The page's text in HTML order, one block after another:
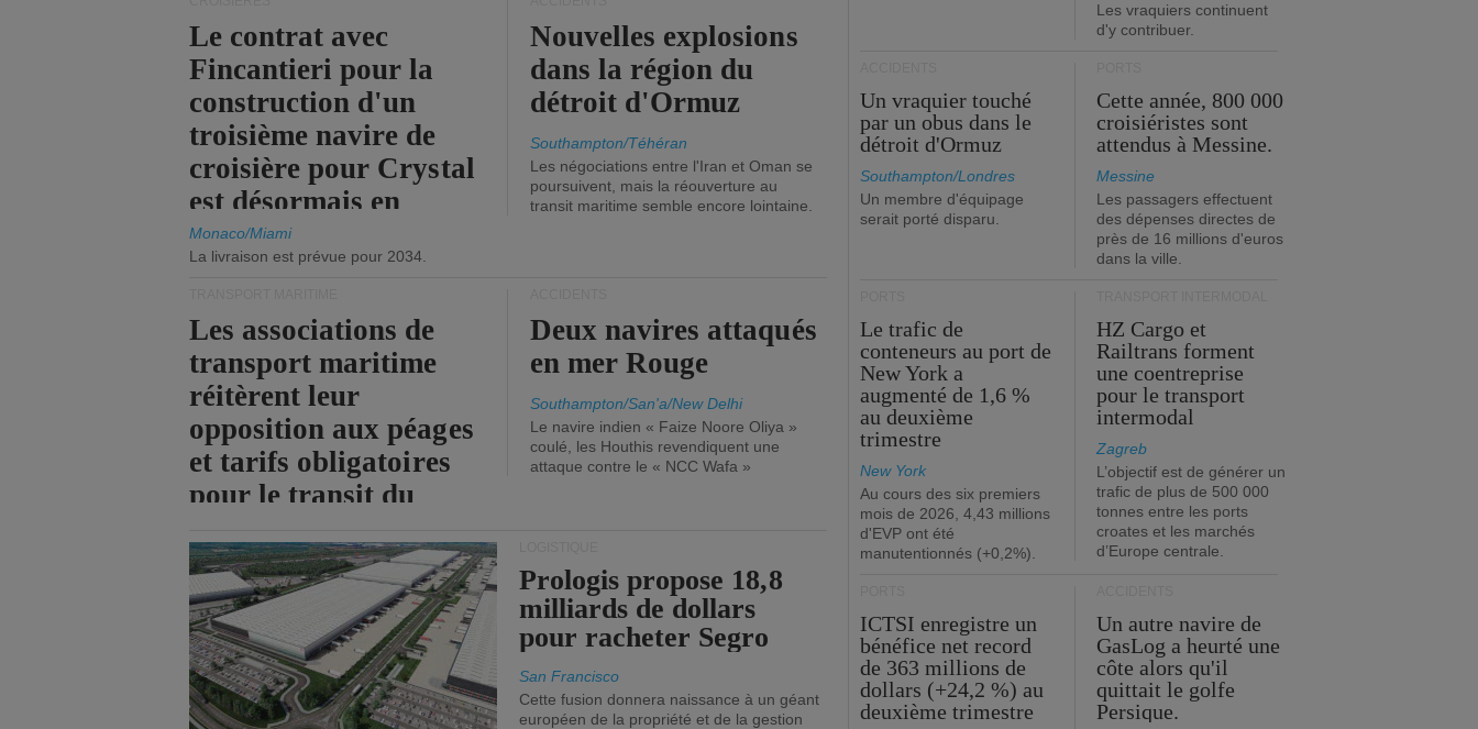
Le contrat avec
Fincantieri pour la
construction d'un
troisième navire de
croisière pour Crystal
est désormais en
vigueur.
Monaco/Miami
La livraison est prévue pour 2034.
Nouvelles explosions
dans la région du
détroit d'Ormuz
Southampton/Téhéran
Les négociations entre l'Iran et Oman se
poursuivent, mais la réouverture au
transit maritime semble encore lointaine.
Les associations de
transport maritime
réitèrent leur
opposition aux péages
et tarifs obligatoires
pour le transit du
Deux navires attaqués
en mer Rouge
Southampton/San'a/New Delhi
Le navire indien « Faize Noore Oliya »
coulé, les Houthis revendiquent une
attaque contre le « NCC Wafa »
Prologis propose 18,8
milliards de dollars
pour racheter Segro
San Francisco
Cette fusion donnera naissance à un géant
européen de la propriété et de la gestion
Les vraquiers continuent
d'y contribuer.
Un vraquier touché
par un obus dans le
détroit d'Ormuz
Southampton/Londres
Un membre d'équipage
serait porté disparu.
Cette année, 800 000
croisiéristes sont
attendus à Messine.
Messine
Les passagers effectuent
des dépenses directes de
près de 16 millions d'euros
dans la ville.
Le trafic de
conteneurs au port de
New York a
augmenté de 1,6 %
au deuxième
trimestre
New York
Au cours des six premiers
mois de 2026, 4,43 millions
d'EVP ont été
manutentionnés (+0,2%).
HZ Cargo et
Railtrans forment
une coentreprise
pour le transport
intermodal
Zagreb
L’objectif est de générer un
trafic de plus de 500 000
tonnes entre les ports
croates et les marchés
d’Europe centrale.
ICTSI enregistre un
bénéfice net record
de 363 millions de
dollars (+24,2 %) au
deuxième trimestre
Un autre navire de
GasLog a heurté une
côte alors qu'il
quittait le golfe
Persique.